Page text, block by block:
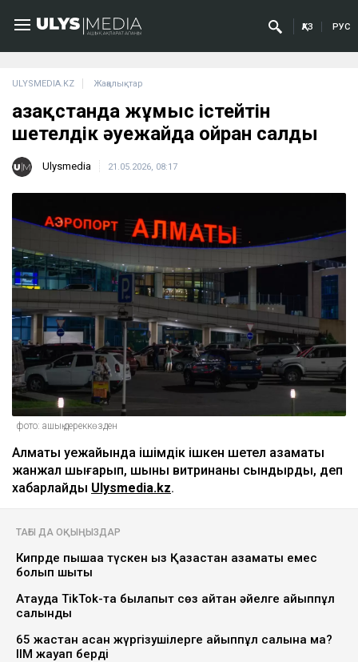
ҚАЗ РУС
ULYSMEDIA.KZ Жаңалықтар
Қазақстанда жұмыс істейтін
шетелдік әуежайда ойран салды
Ulysmedia 21.05.2026, 08:17
фото: ашық дереккөзден
Алматы әуежайында ішімдік ішкен шетел азаматы
жанжал шығарып, шыны витринаны сындырды, деп
хабарлайды Ulysmedia.kz.
ТАҒЫ ДА ОҚЫҢЫЗДАР
Кипрде пышаққа түскен қыз Қазақстан азаматы емес
болып шықты
Ақтауда TikTok-та былапыт сөз айтқан әйелге айыппұл
салынды
65 жастан асқан жүргізушілерге айыппұл салына ма?
ІІМ жауап берді